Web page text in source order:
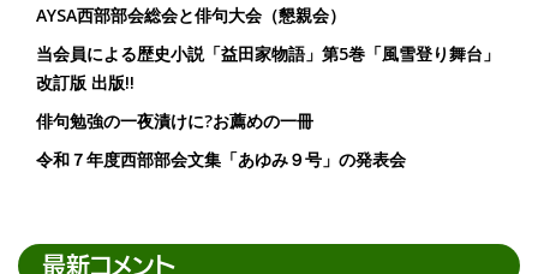
AYSA西部部会総会と俳句大会（懇親会）
当会員による歴史小説「益田家物語」第5巻「風雪登り舞台」
改訂版 出版!!
俳句勉強の一夜漬けに?お薦めの一冊
令和７年度西部部会文集「あゆみ９号」の発表会
最新コメント